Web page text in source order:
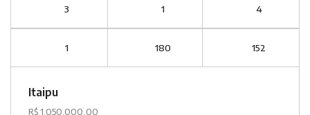
3 1 4
1 180 152
Itaipu
R$ 1.050.000,00